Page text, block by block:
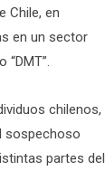
Chile, en
en un sector
chilenos,
sospechoso
partes del